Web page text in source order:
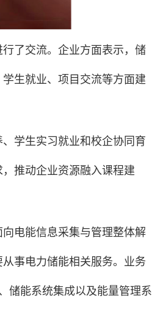
了交流。企业方面表示，储
生就业、项目交流等方面建
学生实习就业和校企协同育
推动企业资源融入课程建
电能信息采集与管理整体解
事电力储能相关服务。业务
储能系统集成以及能量管理系